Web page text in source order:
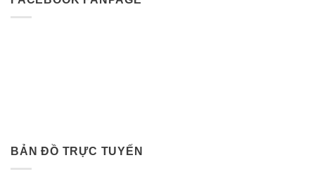
BẢN ĐỒ TRỰC TUYẾN